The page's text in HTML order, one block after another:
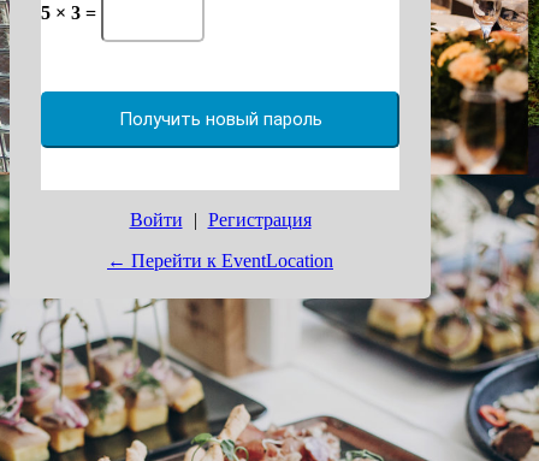
5 × 3 =
Войти | Регистрация
← Перейти к EventLocation